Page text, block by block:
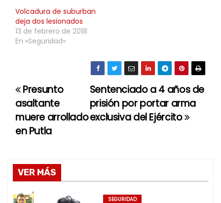
Volcadura de suburban
deja dos lesionados
13 de febrero de 2018
En «Seguridad»
N
a
v
g
a
Sentenciado a 4 años de
prisión por portar arma
exclusiva del Ejército
Presunto
asaltante
muere arrollado
en Putla
VER MÁS
SEGURIDAD